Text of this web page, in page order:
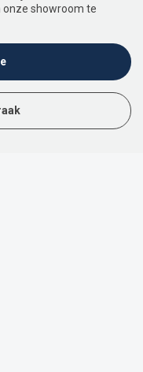
onze showroom te